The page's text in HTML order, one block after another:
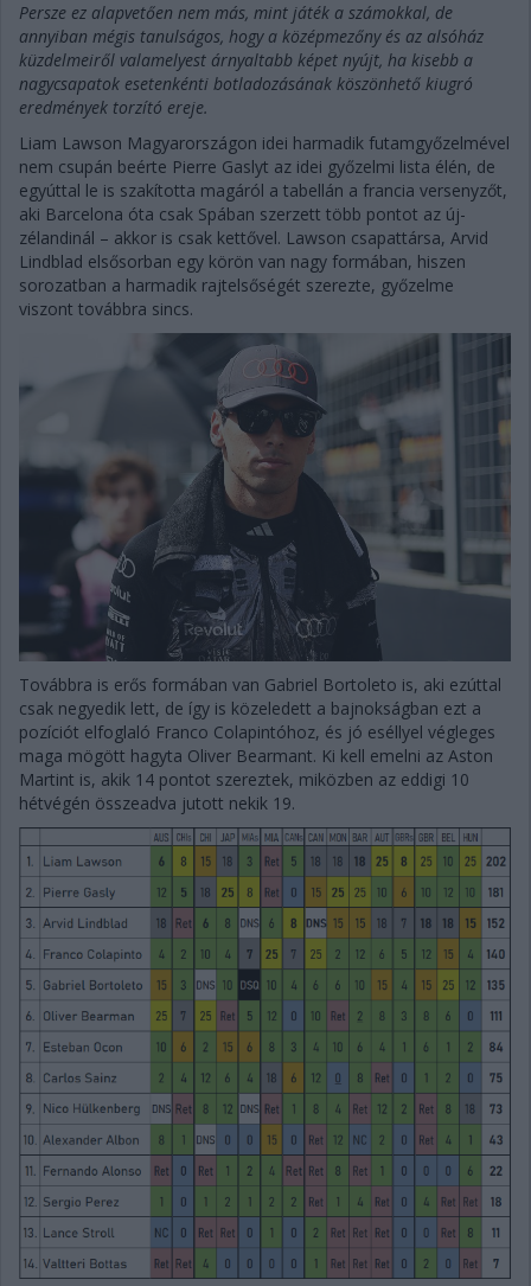
Persze ez alapvetően nem más, mint játék a számokkal, de
annyiban mégis tanulságos, hogy a középmezőny és az alsóház
küzdelmeiről valamelyest árnyaltabb képet nyújt, ha kisebb a
nagycsapatok esetenkénti botladozásának köszönhető kiugró
eredmények torzító ereje.
Liam Lawson Magyarországon idei harmadik futamgyőzelmével
nem csupán beérte Pierre Gaslyt az idei győzelmi lista élén, de
egyúttal le is szakította magáról a tabellán a francia versenyzőt,
aki Barcelona óta csak Spában szerzett több pontot az új-
zélandinál – akkor is csak kettővel. Lawson csapattársa, Arvid
Lindblad elsősorban egy körön van nagy formában, hiszen
sorozatban a harmadik rajtelsőségét szerezte, győzelme
viszont továbbra sincs.
Továbbra is erős formában van Gabriel Bortoleto is, aki ezúttal
csak negyedik lett, de így is közeledett a bajnokságban ezt a
pozíciót elfoglaló Franco Colapintóhoz, és jó eséllyel végleges
maga mögött hagyta Oliver Bearmant. Ki kell emelni az Aston
Martint is, akik 14 pontot szereztek, miközben az eddigi 10
hétvégén összeadva jutott nekik 19.